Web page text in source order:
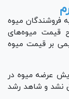
فروشندگان میوه
قیمت میوه‌های
بر قیمت میوه
عرضه میوه در
نشد و شاهد رشد